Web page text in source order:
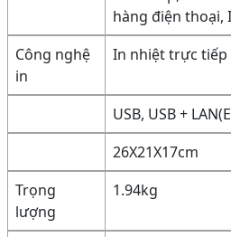
hàng điện thoại,
Công nghệ
in
In nhiệt trực tiếp
USB, USB +
26X21X17cm
Trọng
lượng
1.94kg